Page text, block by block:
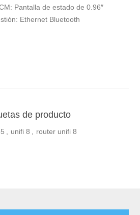
Pantalla de estado de 0.96″
Ethernet Bluetooth
de producto
, unifi 8 , router unifi 8